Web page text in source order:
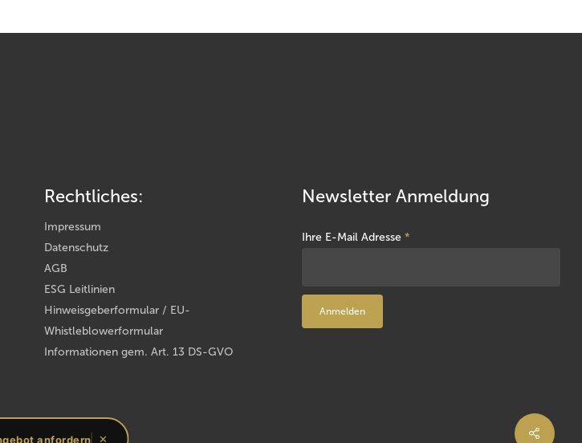
Rechtliches:
Impressum
Datenschutz
AGB
ESG Leitlinien
Hinweisgeberformular / EU-
Whistleblowerformular
Informationen gem. Art. 13 DS-GVO
Newsletter Anmeldung
Ihre E-Mail Adresse*
anfordern ✕